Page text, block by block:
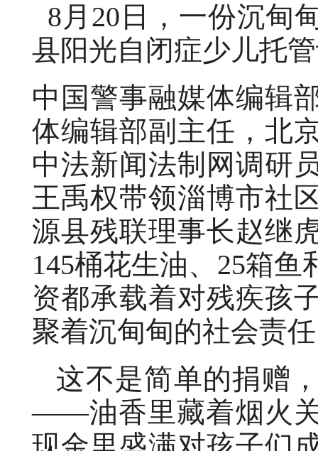
8月20日，一份沉甸
县阳光自闭症少儿托
中国警事融媒体编辑
体编辑部副主任，北
中法新闻法制网调研
王禹权带领淄博市社
源县残联理事长赵继
145桶花生油、25箱鱼
资都承载着对残疾孩
聚着沉甸甸的社会责
这不是简单的捐赠
——油香里藏着烟火